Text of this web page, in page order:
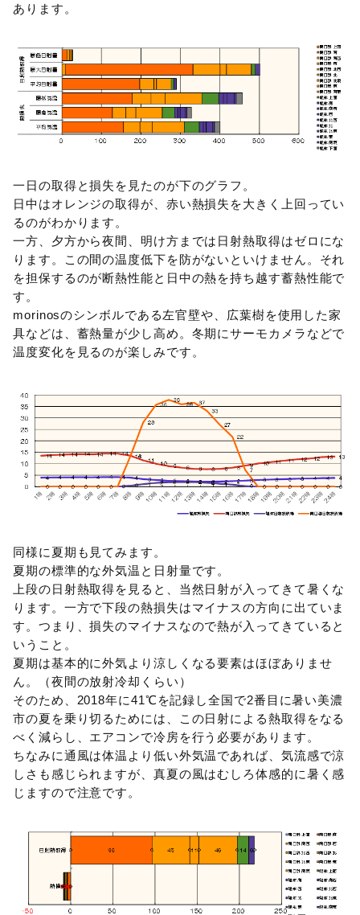
あります。
一日の取得と損失を見たのが下のグラフ。
日中はオレンジの取得が、赤い熱損失を大きく上回ってい
るのがわかります。
一方、夕方から夜間、明け方までは日射熱取得はゼロにな
ります。この間の温度低下を防がないといけません。それ
を担保するのが断熱性能と日中の熱を持ち越す蓄熱性能で
す。
morinosのシンボルである左官壁や、広葉樹を使用した家
具などは、蓄熱量が少し高め。冬期にサーモカメラなどで
温度変化を見るのが楽しみです。
同様に夏期も見てみます。
夏期の標準的な外気温と日射量です。
上段の日射熱取得を見ると、当然日射が入ってきて暑くな
ります。一方で下段の熱損失はマイナスの方向に出ていま
す。つまり、損失のマイナスなので熱が入ってきていると
いうこと。
夏期は基本的に外気より涼しくなる要素はほぼありませ
ん。（夜間の放射冷却くらい）
そのため、2018年に41℃を記録し全国で2番目に暑い美濃
市の夏を乗り切るためには、この日射による熱取得をなる
べく減らし、エアコンで冷房を行う必要があります。
ちなみに通風は体温より低い外気温であれば、気流感で涼
しさも感じられますが、真夏の風はむしろ体感的に暑く感
じますので注意です。